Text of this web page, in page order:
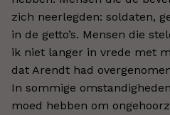
zich neerlegden: soldaten,
in de getto’s. Mensen die
ik niet langer in vrede met
dat Arendt had
In sommige
moed hebben om